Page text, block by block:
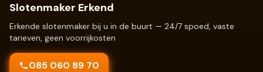
Slotenmaker Erkend
Erkende slotenmaker bij u in de buurt — 24/7 spoed, vaste
tarieven, geen voorrijkosten
085 060 89 70